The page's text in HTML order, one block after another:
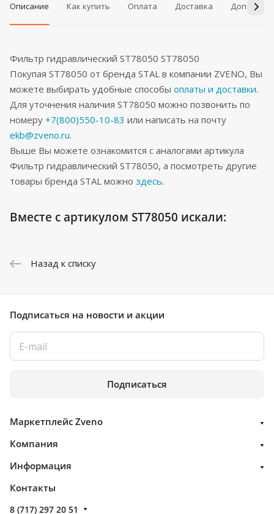
Описание Как купить Оплата Доставка
Фильтр гидравлический ST78050 ST78050
Покупая ST78050 от бренда STAL в компании ZVENO, Вы
можете выбирать удобные способы оплаты и доставки.
Для уточнения наличия ST78050 можно позвонить по
номеру +7(800)550-10-83 или написать на почту
ekb@zveno.ru.
Выше Вы можете ознакомится с аналогами артикула
Фильтр гидравлический ST78050, а посмотреть другие
товары бренда STAL можно здесь.
Вместе с артикулом ST78050 искали:
Назад к списку
Подписаться на новости и акции
Подписаться
Маркетплейс Zveno
Компания
Информация
Контакты
8 (717) 297 20 51